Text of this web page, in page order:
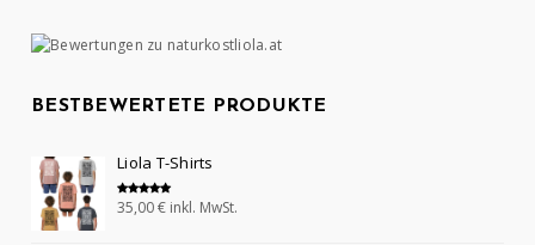
BESTBEWERTETE PRODUKTE
Liola T-Shirts
Bewertet mit
5.00
35,00€ inkl. MwSt.